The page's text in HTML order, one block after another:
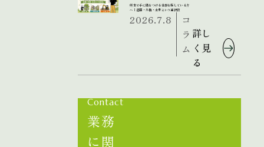
熊本で手に職をつける仕事を探している方
へ｜造園・外構・土木という選択肢
2026.7.8
コ
ラ
ム
詳し
く見
る
Contact
業務
に関